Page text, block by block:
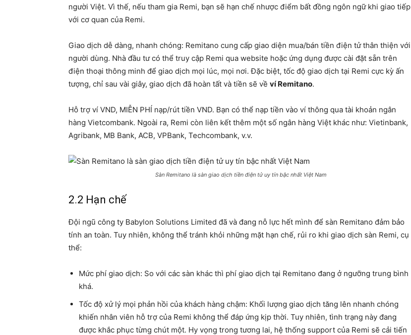
người Việt. Vì thế, nếu tham gia Remi, bạn sẽ hạn chế nhược điểm bất đồng ngôn ngữ khi giao tiếp
với cơ quan của Remi.
Giao dịch dễ dàng, nhanh chóng: Remitano cung cấp giao diện mua/bán tiền điện tử thân thiện với
người dùng. Nhà đầu tư có thể truy cập Remi qua website hoặc ứng dụng được cài đặt sẵn trên
điện thoại thông minh để giao dịch mọi lúc, mọi nơi. Đặc biệt, tốc độ giao dịch tại Remi cực kỳ ấn
tượng, chỉ sau vài giây, giao dịch đã hoàn tất và tiền sẽ về ví Remitano.
Hỗ trợ ví VND, MIỄN PHÍ nạp/rút tiền VND. Bạn có thể nạp tiền vào ví thông qua tài khoản ngân
hàng Vietcombank. Ngoài ra, Remi còn liên kết thêm một số ngân hàng Việt khác như: Vietinbank,
Agribank, MB Bank, ACB, VPBank, Techcombank, v.v.
Sàn Remitano là sàn giao dịch tiền điện tử uy tín bậc nhất Việt Nam
2.2 Hạn chế
Đội ngũ công ty Babylon Solutions Limited đã và đang nỗ lực hết mình để sàn Remitano đảm bảo
tính an toàn. Tuy nhiên, không thể tránh khỏi những mặt hạn chế, rủi ro khi giao dịch sàn Remi, cụ
thể:
Mức phí giao dịch: So với các sàn khác thì phí giao dịch tại Remitano đang ở ngưỡng trung bình
khá.
Tốc độ xử lý mọi phản hồi của khách hàng chậm: Khối lượng giao dịch tăng lên nhanh chóng
khiến nhân viên hỗ trợ của Remi không thể đáp ứng kịp thời. Tuy nhiên, tình trạng này đang
được khắc phục từng chút một. Hy vọng trong tương lai, hệ thống support của Remi sẽ cải tiến